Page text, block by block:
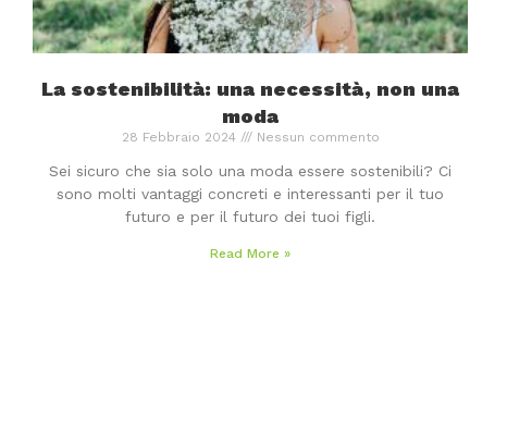
La sostenibilità: una necessità, non una
moda
28 Febbraio 2024 Nessun commento
Sei sicuro che sia solo una moda essere sostenibili? Ci
sono molti vantaggi concreti e interessanti per il tuo
futuro e per il futuro dei tuoi figli.
Read More »